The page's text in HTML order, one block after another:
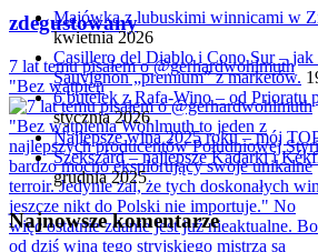
zdegustowany
7 lat temu pisałem o @gerhardwohlmuth
"Bez wątpien
Majówka z lubuskimi winnicami w
kwietnia 2026
Casillero del Diablo i Cono Sur – jak
Sauvignon „premium” z marketów.
6 butelek z Rafa-Wino – od Prioratu
stycznia 2026
Najlepsze wina 2025 roku – mój
Szekszárd – najlepsze Kadarki i
grudnia 2025
Najnowsze komentarze